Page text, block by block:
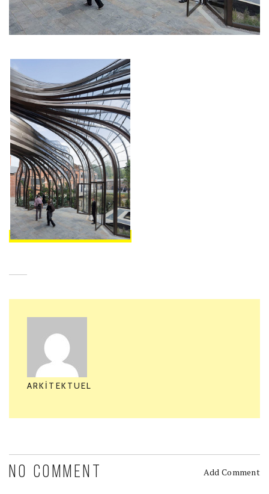
ARKITEKTUEL
NO COMMENT Add Comment